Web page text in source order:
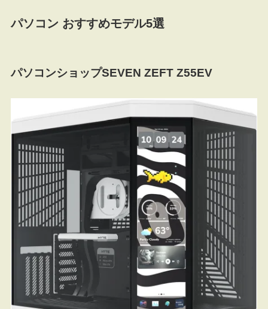
パソコン おすすめモデル5選
パソコンショップSEVEN ZEFT Z55EV